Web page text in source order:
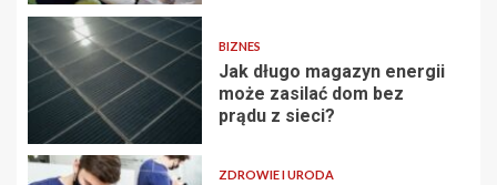
BIZNES
Jak długo magazyn energii
może zasilać dom bez
prądu z sieci?
ZDROWIE I URODA